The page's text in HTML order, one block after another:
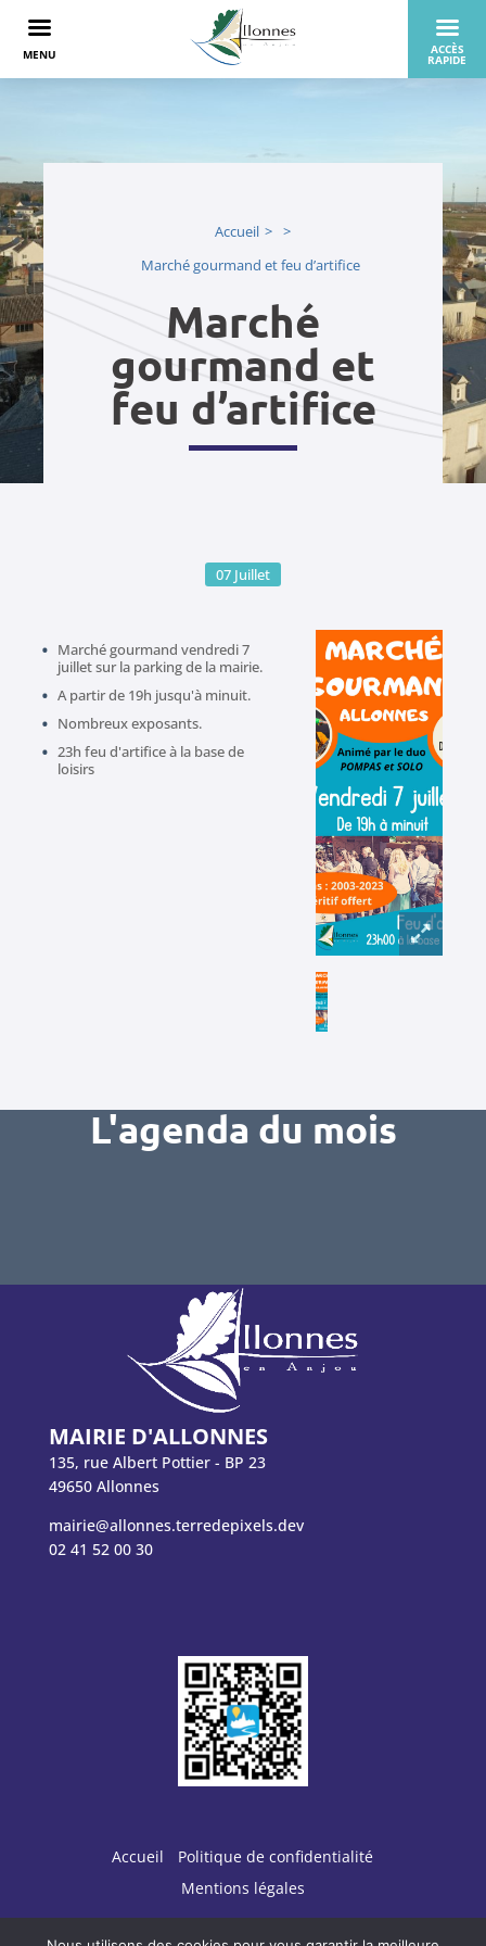
Accueil
Marché gourmand et feu d’artifice
Marché
gourmand et
feu d’artifice
07 Juillet
Marché gourmand vendredi 7
juillet sur la parking de la mairie.
A partir de 19h jusqu'à minuit.
Nombreux exposants.
23h feu d'artifice à la base de
loisirs
L'agenda du mois
MAIRIE D'ALLONNES
135, rue Albert Pottier - BP 23
49650 Allonnes
mairie@allonnes.terredepixels.dev
02 41 52 00 30
Accueil
Politique de confidentialité
Mentions légales